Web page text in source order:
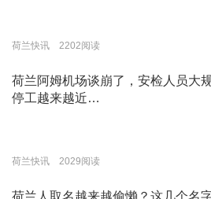
荷兰快讯 2202阅读
荷兰阿姆机场谈崩了，安检人员大
停工越来越近…
荷兰快讯 2029阅读
荷兰人取名越来越偷懒？这几个名